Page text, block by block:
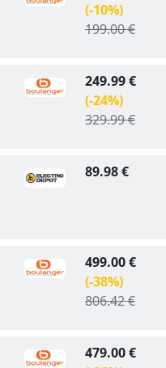
(-10%)
199.00 €
249.99 €
(-24%)
329.99 €
89.98 €
499.00 €
(-38%)
806.42 €
479.00 €